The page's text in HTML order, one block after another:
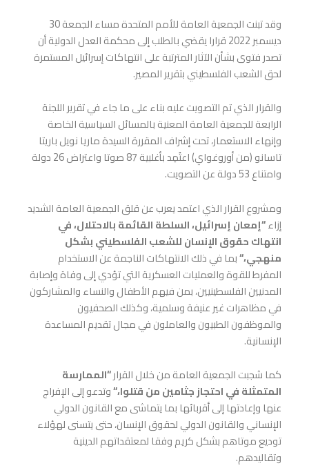
وقد تبنت الجمعية العامة للأمم المتحدة مساء الجمعة 30
ديسمبر 2022 قرارا يقضي بالطلب إلى محكمة العدل الدولية أن
تصدر فتوى بشأن الآثار المترتبة على انتهاكات إسرائيل المستمرة
لحق الشعب الفلسطيني بتقرير المصير.
والقرار الذي تم التصويت عليه بناء على ما جاء في تقرير اللجنة
الرابعة للجمعية العامة المعنية بالمسائل السياسية الخاصة
وإنهاء الاستعمار، تحت إشراف المقررة السيدة ماريا نويل باريتا
تاسانو (من أوروغواي) اعتُمِد بأغلبية 87 صوتا واعتراض 26 دولة
وامتناع 53 دولة عن التصويت.
ومشروع القرار الذي اعتمد يعرب عن قلق الجمعية العامة الشديد
إزاء“إمعان إسرائيل، السلطة القائمة بالاحتلال، في
انتهاك حقوق الإنسان للشعب الفلسطيني بشكل
منهجي،“بما في ذلك الانتهاكات الناجمة عن الاستخدام
المفرط للقوة والعمليات العسكرية التي تؤدي إلى وفاة وإصابة
المدنيين الفلسطينيين، بمن فيهم الأطفال والنساء والمشاركون
في مظاهرات غير عنيفة وسلمية، وكذلك الصحفيون
والموظفون الطبيون والعاملون في مجال تقديم المساعدة
الإنسانية.
كما شجبت الجمعية العامة من خلال القرار“الممارسة
المتمثلة في احتجاز جثامين من قتلوا،“وتدعو إلى الإفراج
عنها وإعادتها إلى أقربائها بما يتماشى مع القانون الدولي
الإنساني والقانون الدولي لحقوق الإنسان، حتى يتسنى لهؤلاء
توديع موتاهم بشكل كريم وفقا لمعتقداتهم الدينية
وتقاليدهم.